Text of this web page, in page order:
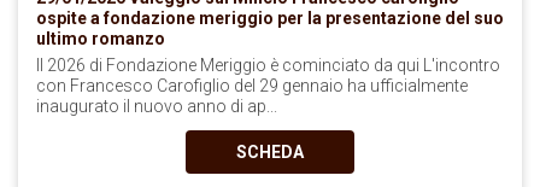
ospite a fondazione meriggio per la presentazione del suo
ultimo romanzo
Il 2026 di Fondazione Meriggio è cominciato da qui L'incontro
con Francesco Carofiglio del 29 gennaio ha ufficialmente
inaugurato il nuovo anno di ap...
SCHEDA